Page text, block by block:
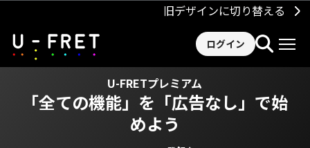
旧デザインに切り替える
ログイン
U-FRETプレミアム
「全ての機能」を 「広告なし」で始
めよう